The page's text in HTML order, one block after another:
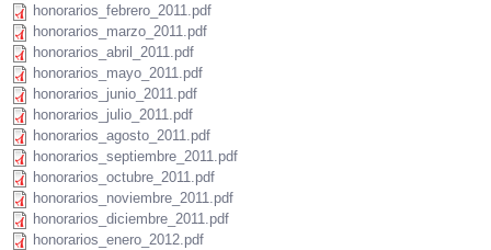
honorarios_febrero_2011.pdf
honorarios_marzo_2011.pdf
honorarios_abril_2011.pdf
honorarios_mayo_2011.pdf
honorarios_junio_2011.pdf
honorarios_julio_2011.pdf
honorarios_agosto_2011.pdf
honorarios_septiembre_2011.pdf
honorarios_octubre_2011.pdf
honorarios_noviembre_2011.pdf
honorarios_diciembre_2011.pdf
honorarios_enero_2012.pdf